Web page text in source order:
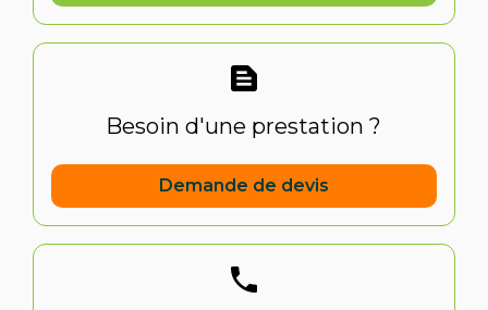
text_snippet
Besoin d'une prestation ?
Demande de devis
phone